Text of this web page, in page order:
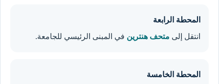
المحطة الرابعة
انتقل إلى متحف هنترين في المبنى الرئيسي للجامعة.
المحطة الخامسة